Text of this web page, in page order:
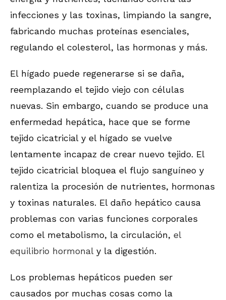
infecciones y las toxinas, limpiando la sangre,
fabricando muchas proteínas esenciales,
regulando el colesterol, las hormonas y más.
El hígado puede regenerarse si se daña,
reemplazando el tejido viejo con células
nuevas. Sin embargo, cuando se produce una
enfermedad hepática, hace que se forme
tejido cicatricial y el hígado se vuelve
lentamente incapaz de crear nuevo tejido. El
tejido cicatricial bloquea el flujo sanguíneo y
ralentiza la procesión de nutrientes, hormonas
y toxinas naturales. El daño hepático causa
problemas con varias funciones corporales
como el metabolismo, la circulación, el
equilibrio hormonaly la digestión.
Los problemas hepáticos pueden ser
causados por muchas cosas como la